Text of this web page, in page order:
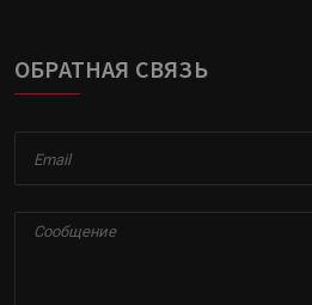
ОБРАТНАЯ СВЯЗЬ